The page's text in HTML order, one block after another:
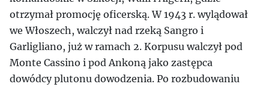
otrzymał promocję oficerską. W 1943 r. wylądował
we Włoszech, walczył nad rzeką Sangro i
Garligliano, już w ramach 2. Korpusu walczył pod
Monte Cassino i pod Ankoną jako zastępca
dowódcy plutonu dowodzenia. Po rozbudowaniu